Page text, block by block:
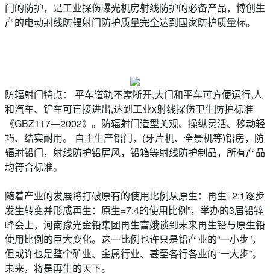
门的防护，是工业探伤曝光机房射线防护的必备产品，博创生
产的电动射线防辐射门防护质量完全达到国家防护质量标。
防辐射门特点： 平车道轨不需断开,大门和平车可方便运行,人
和汽车、铲车可直接进出,达到工业x射线探伤卫生防护标准
《GBZ117—2002》。防辐射门造型美观、操纵灵活、移动轻
巧、结实耐用。 自主生产铅门，(牙片机、全景机等)铅房，防
辐射铅门，射线防护铅屏风，铅箱等射线防护制品，所有产品
均符合标准。
随着产业的发展将打破原有的使用比例从原生：再生=2:1逐步
发生转变并形成再生：原生=7:4的使用比例”，举办的3届铅锌
峰会上，河南豫光金铅集团再生富娥谈到未来再生铅与原生铅
使用比例的巨大变化。这一比例也许只是铅产业的“一小步”，
但或许也是整个矿业、金属行业、甚至各行各业的“一大步”。
未来，将是再生的天下。